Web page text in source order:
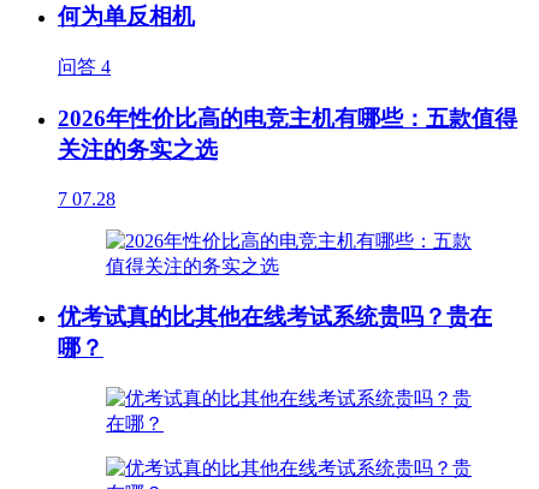
何为单反相机
问答 4
2026年性价比高的电竞主机有哪些：五款值得
关注的务实之选
7 07.28
优考试真的比其他在线考试系统贵吗？贵在
哪？